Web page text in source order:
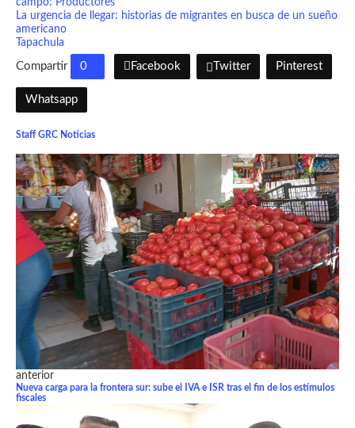
campo: Productores
La urgencia de llegar: historias de migrantes en busca de un sueño
americano
Tapachula
Compartir 0 Facebook Twitter Pinterest
Whatsapp
Staff GRC Noticias
anterior
Nueva carga para la frontera sur: sube el IVA e ISR tras el fin de los estímulos
fiscales